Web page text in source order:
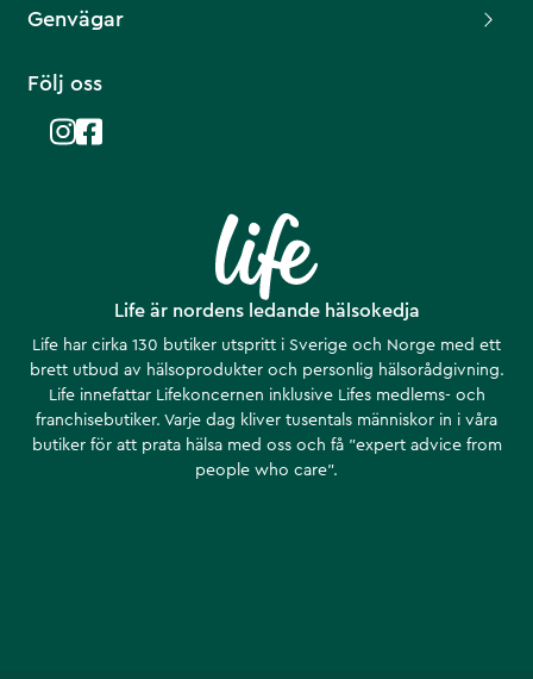
Life är nordens ledande hälsokedja
Life har cirka 130 butiker utspritt i Sverige och Norge med ett
brett utbud av hälsoprodukter och personlig hälsorådgivning.
Life innefattar Lifekoncernen inklusive Lifes medlems- och
franchisebutiker. Varje dag kliver tusentals människor in i våra
butiker för att prata hälsa med oss och få ”expert advice from
people who care”.
Genvägar
Följ oss